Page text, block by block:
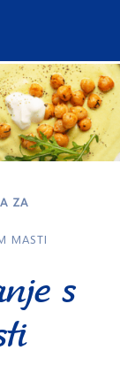
ZA
MASTI
s